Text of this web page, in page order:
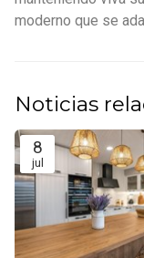
moderno que se
Noticias
8
jul